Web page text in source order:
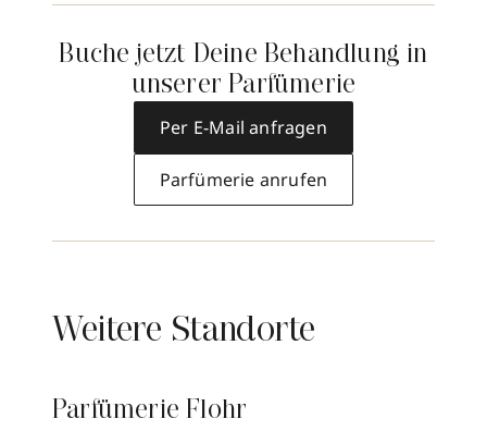
Buche jetzt Deine Behandlung in
unserer Parfümerie
Per E-Mail anfragen
Parfümerie anrufen
Weitere Standorte
Parfümerie Flohr